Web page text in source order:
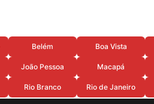
Belém Boa Vista
João Pessoa Macapá
Rio Branco Rio de Janeiro